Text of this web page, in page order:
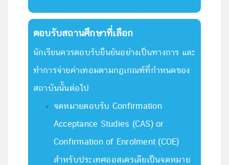
ตอบรับสถานศึกษาที่เลือก
นักเรียนควรตอบรับยืนยันอย่างเป็นทางการ และ
ทำการจ่ายค่าเทอมตามกฏเกณฑ์ที่กำหนดของ
สถาบันนั้นต่อไป
จดหมายตอบรับ Confirmation
Acceptance Studies (CAS) or
Confirmation of Enrolment (COE)
สำหรับประเทศออสเตรเลียเป็นจดหมาย